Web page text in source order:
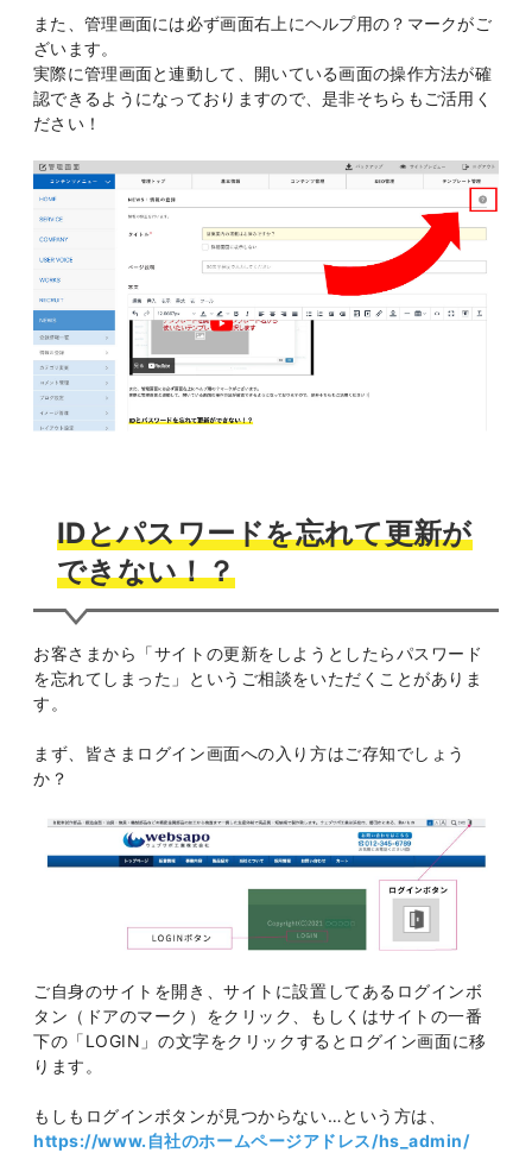
また、管理画面には必ず画面右上にヘルプ用の？マークがご
ざいます。
実際に管理画面と連動して、開いている画面の操作方法が確
認できるようになっておりますので、是非そちらもご活用く
ださい！
IDとパスワードを忘れて更新が
できない！？
お客さまから「サイトの更新をしようとしたらパスワード
を忘れてしまった」というご相談をいただくことがありま
す。
まず、皆さまログイン画面への入り方はご存知でしょう
か？
ご自身のサイトを開き、サイトに設置してあるログインボ
タン（ドアのマーク）をクリック、もしくはサイトの一番
下の「LOGIN」の文字をクリックするとログイン画面に移
ります。
もしもログインボタンが見つからない…という方は、
https://www.自社のホームページアドレス/hs_admin/